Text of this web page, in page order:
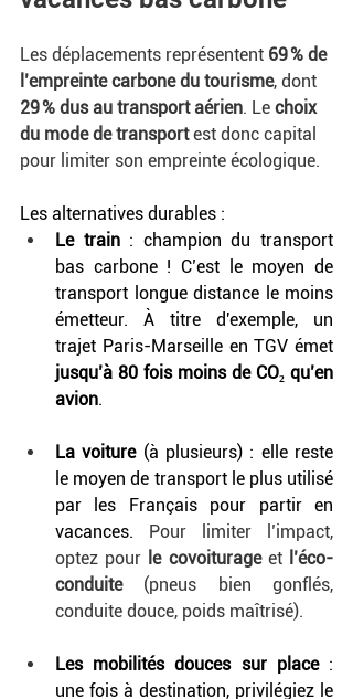
Les déplacements représentent 69 % de
l’empreinte carbone du tourisme, dont
29 % dus au transport aérien. Le choix
du mode de transport est donc capital
pour limiter son empreinte écologique.
Les alternatives durables :
Le train : champion du transport
bas carbone ! C’est le moyen de
transport longue distance le moins
émetteur. À titre d'exemple, un
jusqu’à 80 fois moins de CO₂ qu’en
avion.
La voiture (à plusieurs) : elle reste
le moyen de transport le plus utilisé
par les Français pour partir en
vacances. Pour limiter l’impact,
optez pour le covoiturage et l’éco-
conduite (pneus bien gonflés,
conduite douce, poids maîtrisé).
Les mobilités douces sur place :